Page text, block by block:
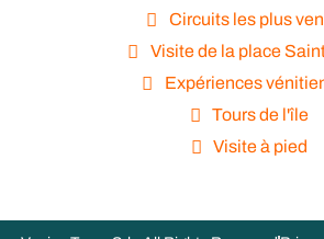
Circuits les plus
Visite de la place
Expériences
Tours de l'île
Visite à pied